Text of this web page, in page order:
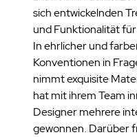
sich entwickelnden
und Funktionalität
In ehrlicher und
Konventionen in
nimmt exquisite
hat mit ihrem Team
Designer mehrere
gewonnen. Darüber